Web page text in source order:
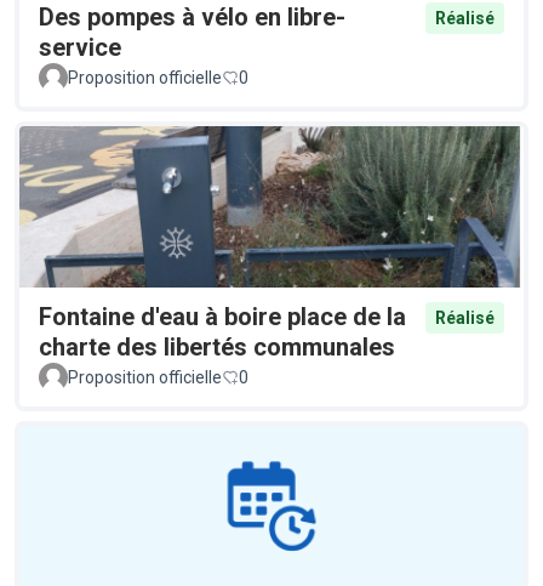
Des pompes à vélo en libre-
service
Réalisé
Proposition officielle 0
Fontaine d'eau à boire place de la
charte des libertés communales
Réalisé
Proposition officielle 0